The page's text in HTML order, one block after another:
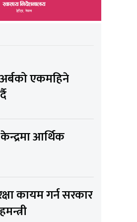
एकमहिने
केन्द्रमा आर्थिक
कायम गर्न सरकार